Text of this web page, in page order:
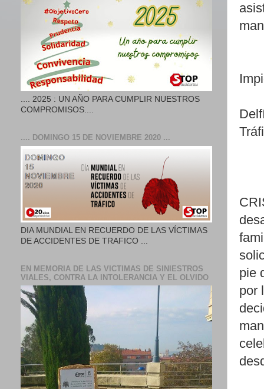
pie
por
.... 2025 : UN AÑO PARA CUMPLIR NUESTROS
COMPROMISOS....
.... DOMINGO 15 DE NOVIEMBRE 2020 ...
DIA MUNDIAL EN RECUERDO DE LAS VÍCTIMAS
DE ACCIDENTES DE TRAFICO ...
EN MEMORIA DE LAS VICTIMAS DE SINIESTROS
VIALES, CONTRA LA INTOLERANCIA Y EL OLVIDO